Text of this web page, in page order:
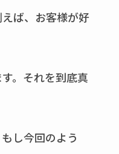
ば、お客様が好
。それを到底真
し今回のよう